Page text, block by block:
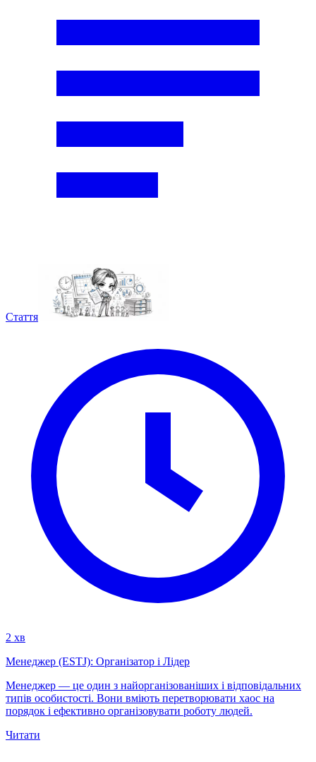
Стаття
2 хв
Менеджер (ESTJ): Організатор і Лідер
Менеджер — це один з найорганізованіших і відповідальних
типів особистості. Вони вміють перетворювати хаос на
порядок і ефективно організовувати роботу людей.
Читати